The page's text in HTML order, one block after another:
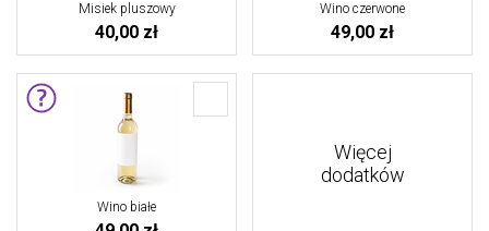
Misiek pluszowy
40,00 zł
Wino czerwone
49,00 zł
Wino białe
Więcej
dodatków